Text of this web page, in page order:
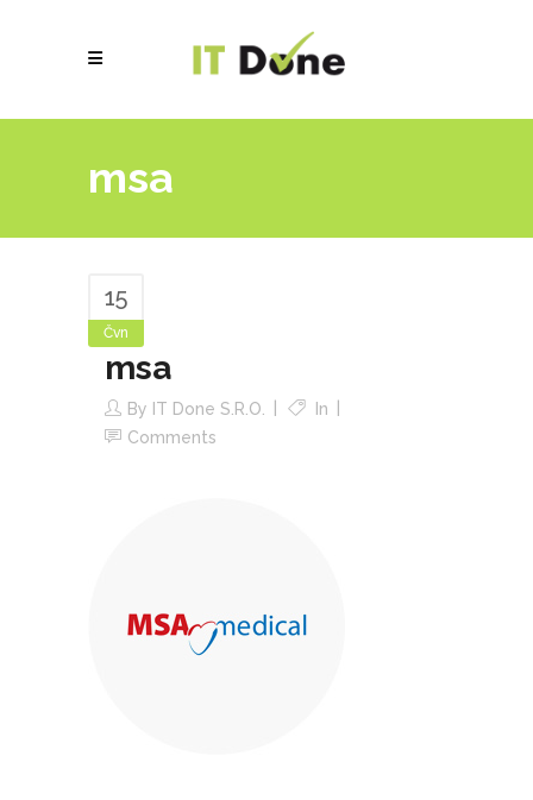
msa
15
Čvn
msa
By IT Done S.r.o.
In
Comments